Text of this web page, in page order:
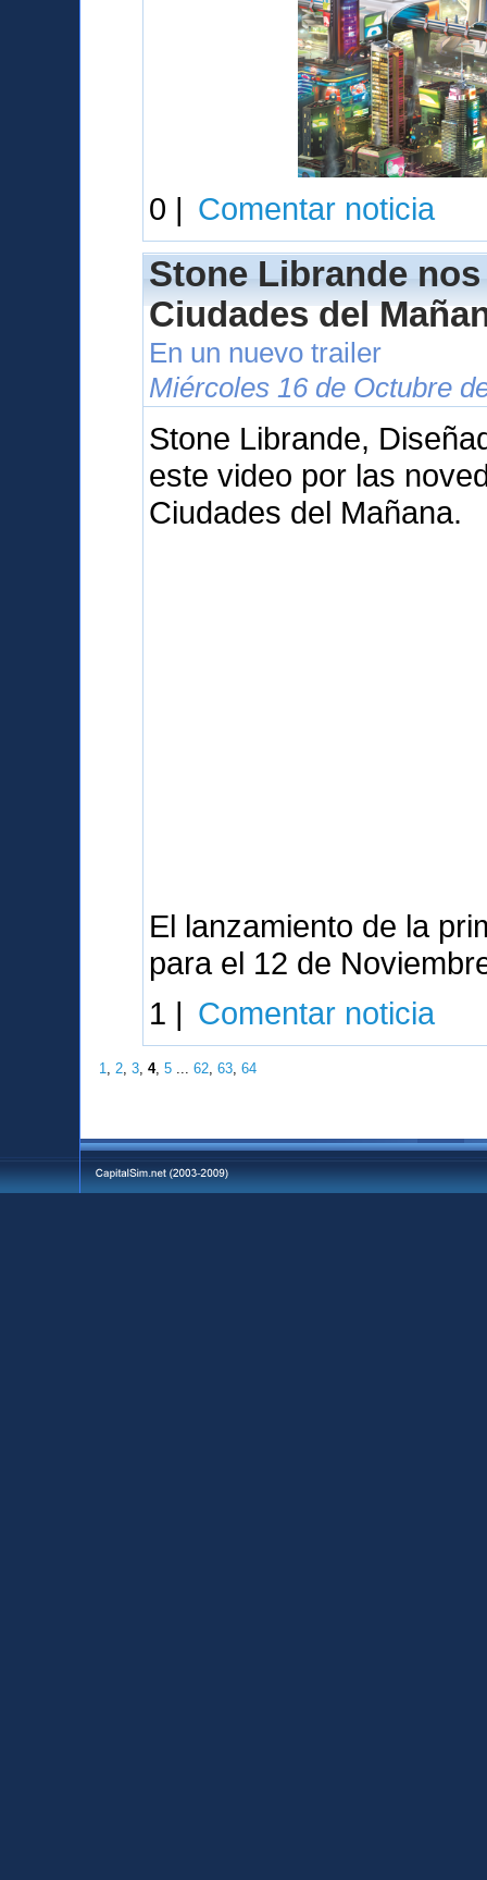
0 | Comentar noticia
Stone Librande
Ciudades del
En un nuevo trailer
Miércoles 16 de Octubre
Stone Librande,
este video por las
Ciudades del Mañana.
El lanzamiento de la
para el 12 de
1 | Comentar noticia
1,2,3,4,5 ...62,63,64